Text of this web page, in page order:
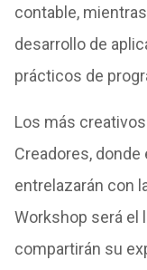
contable,
desarrollo de
prácticos de
Los más
Creadores, donde
entrelazarán con
Workshop será el
compartirán su